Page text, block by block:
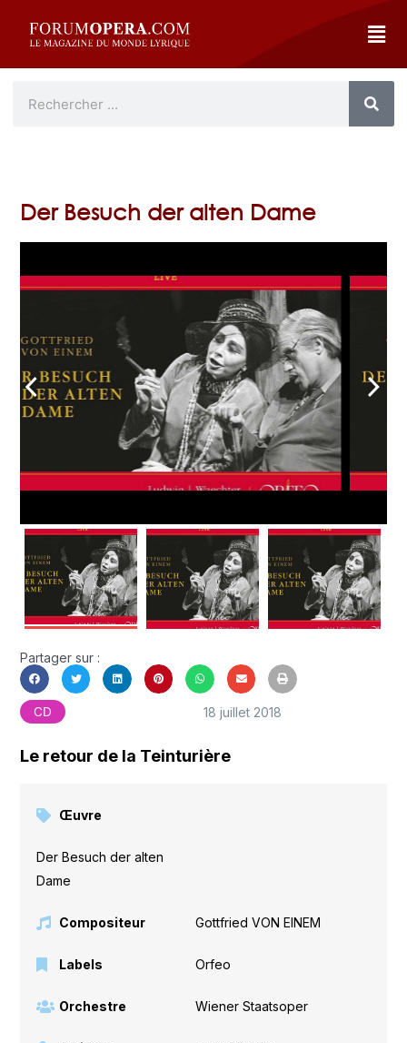
Der Besuch der alten Dame
arrow_back_ios arrow_forward_ios
Partager sur :
CD 18 juillet 2018
Le retour de la Teinturière
Œuvre
Der Besuch der alten
Dame
Compositeur Gottfried VON EINEM
Labels Orfeo
Orchestre Wiener Staatsoper